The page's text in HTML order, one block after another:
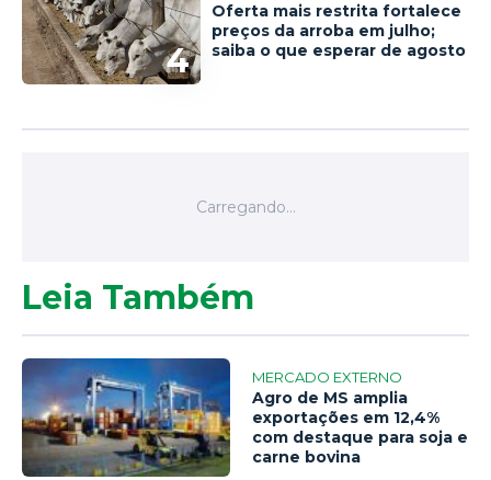
4
Oferta mais restrita fortalece
preços da arroba em julho;
saiba o que esperar de agosto
Leia Também
MERCADO EXTERNO
Agro de MS amplia
exportações em 12,4%
com destaque para soja e
carne bovina